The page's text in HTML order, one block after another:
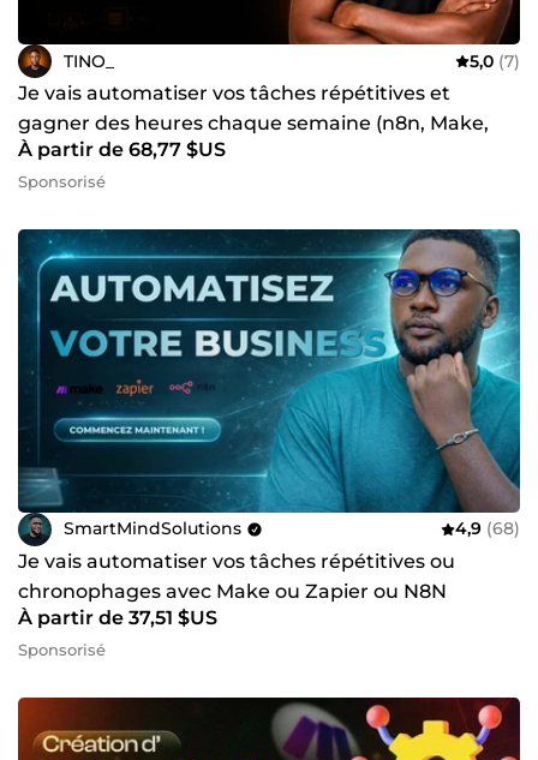
TINO_ 5,0 (7)
Je vais automatiser vos tâches répétitives et
gagner des heures chaque semaine (n8n, Make,
Zapier)
À partir de 68,77 $US
Sponsorisé
SmartMindSolutions 4,9 (68)
Je vais automatiser vos tâches répétitives ou
chronophages avec Make ou Zapier ou N8N
À partir de 37,51 $US
Sponsorisé